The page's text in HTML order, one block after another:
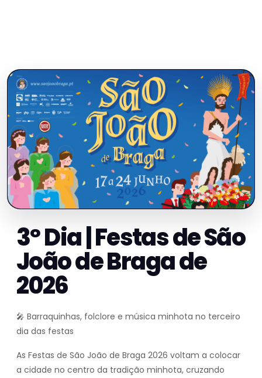
3º Dia | Festas de São
João de Braga de
2026
🎤 Barraquinhas, folclore e música minhota no terceiro
dia das festas
As Festas de São João de Braga 2026 voltam a colocar
a cidade no centro da tradição minhota, cruzando